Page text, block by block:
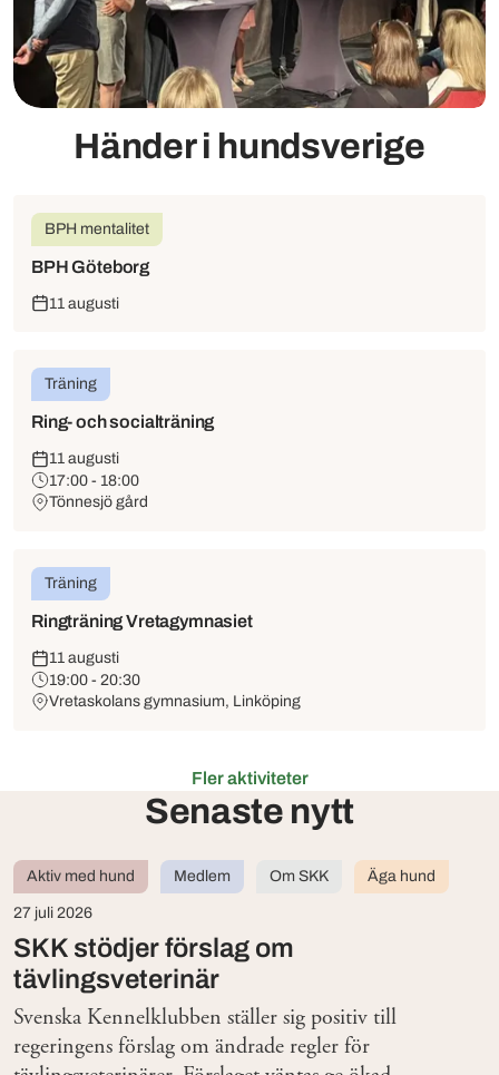
Händer i hundsverige
BPH mentalitet
BPH Göteborg
11 augusti
Träning
Ring- och socialträning
11 augusti
17:00 - 18:00
Tönnesjö gård
Träning
Ringträning Vretagymnasiet
11 augusti
19:00 - 20:30
Vretaskolans gymnasium, Linköping
Fler aktiviteter
Senaste nytt
SKK stödjer förslag om
tävlingsveterinär
Aktiv med hund Medlem Om SKK Äga hund
27 juli 2026
Svenska Kennelklubben ställer sig positiv till
regeringens förslag om ändrade regler för